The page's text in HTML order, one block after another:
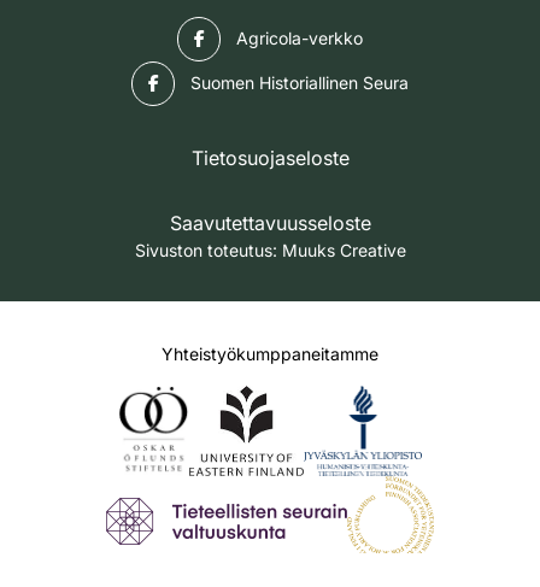
Agricola-verkko
Suomen Historiallinen Seura
Tietosuojaseloste
Saavutettavuusseloste
Sivuston toteutus: Muuks Creative
Yhteistyökumppaneitamme